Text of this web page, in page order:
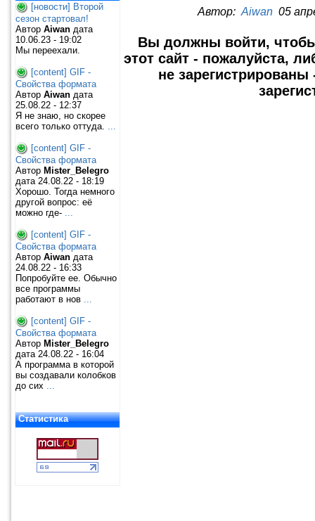
[новости] Второй
сезон стартовал!
Автор Aiwan дата
10.06.23 - 19:02
Мы переехали.
[content] GIF -
Свойства формата
Автор Aiwan дата
25.08.22 - 12:37
Я не знаю, но скорее
всего только оттуда.
[content] GIF -
Свойства формата
Автор Mister_Belegro
дата 24.08.22 - 18:19
Хорошо. Тогда немного
другой вопрос: её
можно где-
[content] GIF -
Свойства формата
Автор Aiwan дата
24.08.22 - 16:33
Попробуйте ее. Обычно
все программы
работают в нов
[content] GIF -
Свойства формата
Автор Mister_Belegro
дата 24.08.22 - 16:04
А программа в которой
вы создавали колобков
до сих
Статистика
Автор: Aiwan 05
Вы должны войти,
этот сайт - пожалуйста,
не